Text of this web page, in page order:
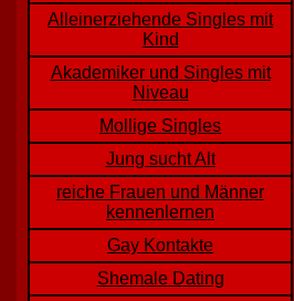
Alleinerziehende Singles mit
Kind
Akademiker und Singles mit
Niveau
Mollige Singles
Jung sucht Alt
reiche Frauen und Männer
kennenlernen
Gay Kontakte
Shemale Dating